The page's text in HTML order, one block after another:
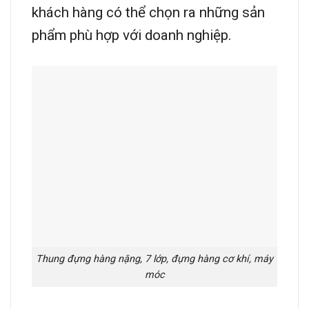
khách hàng có thể chọn ra những sản
phẩm phù hợp với doanh nghiệp.
Thung đựng hàng nặng, 7 lớp, đựng hàng cơ khí, máy
móc